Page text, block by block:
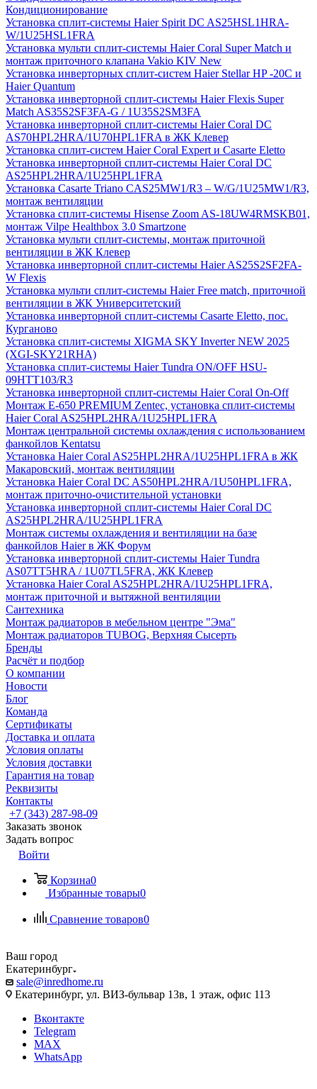
Кондиционирование
Установка сплит-системы Haier Spirit DC AS25HSL1HRA-
W/1U25HSL1FRA
Установка мульти сплит-системы Haier Coral Super Match и
монтаж приточного клапана Vakio KIV New
Установка инверторных сплит-систем Haier Stellar HP -20С и
Haier Quantum
Установка инверторной сплит-системы Haier Flexis Super
Match AS35S2SF3FA-G / 1U35S2SM3FA
Установка инверторной сплит-системы Haier Coral DC
AS70HPL2HRA/1U70HPL1FRA в ЖК Клевер
Установка сплит-систем Haier Coral Expert и Casarte Eletto
Установка инверторной сплит-системы Haier Coral DC
AS25HPL2HRA/1U25HPL1FRA
Установка Casarte Triano CAS25MW1/R3 – W/G/1U25MW1/R3,
монтаж вентиляции
Установка сплит-системы Hisense Zoom AS-18UW4RMSKB01,
монтаж Vilpe Healthbox 3.0 Smartzone
Установка мульти сплит-системы, монтаж приточной
вентиляции в ЖК Клевер
Установка инверторной сплит-системы Haier AS25S2SF2FA-
W Flexis
Установка мульти сплит-системы Haier Free match, приточной
вентиляции в ЖК Университетский
Установка инверторной сплит-системы Casarte Eletto, пос.
Курганово
Установка сплит-системы XIGMA SKY Inverter NEW 2025
(XGI-SKY21RHA)
Установка сплит-системы Haier Tundra ON/OFF HSU-
09HTT103/R3
Установка инверторной сплит-системы Haier Coral On-Off
Монтаж E-650 PREMIUM Zentec, установка сплит-системы
Haier Coral AS25HPL2HRA/1U25HPL1FRA
Монтаж центральной системы охлаждения с использованием
фанкойлов Kentatsu
Установка Haier Coral AS25HPL2HRA/1U25HPL1FRA в ЖК
Макаровский, монтаж вентиляции
Установка Haier Coral DC AS50HPL2HRA/1U50HPL1FRA,
монтаж приточно-очистительной установки
Установка инверторной сплит-системы Haier Coral DC
AS25HPL2HRA/1U25HPL1FRA
Монтаж системы охлаждения и вентиляции на базе
фанкойлов Haier в ЖК Форум
Установка инверторной сплит-системы Haier Tundra
AS07TT5HRA / 1U07TL5FRA, ЖК Клевер
Установка Haier Coral AS25HPL2HRA/1U25HPL1FRA,
монтаж приточной и вытяжной вентиляции
Сантехника
Монтаж радиаторов в мебельном центре "Эма"
Монтаж радиаторов TUBOG, Верхняя Сысерть
Бренды
Расчёт и подбор
О компании
Новости
Блог
Команда
Сертификаты
Доставка и оплата
Условия оплаты
Условия доставки
Гарантия на товар
Реквизиты
Контакты
+7 (343) 287-98-09
Заказать звонок
Задать вопрос
Войти
Корзина0
Избранные товары0
Сравнение товаров0
Ваш город
Екатеринбург
sale@inredhome.ru
Екатеринбург, ул. ВИЗ-бульвар 13в, 1 этаж, офис 113
Вконтакте
Telegram
MAX
WhatsApp